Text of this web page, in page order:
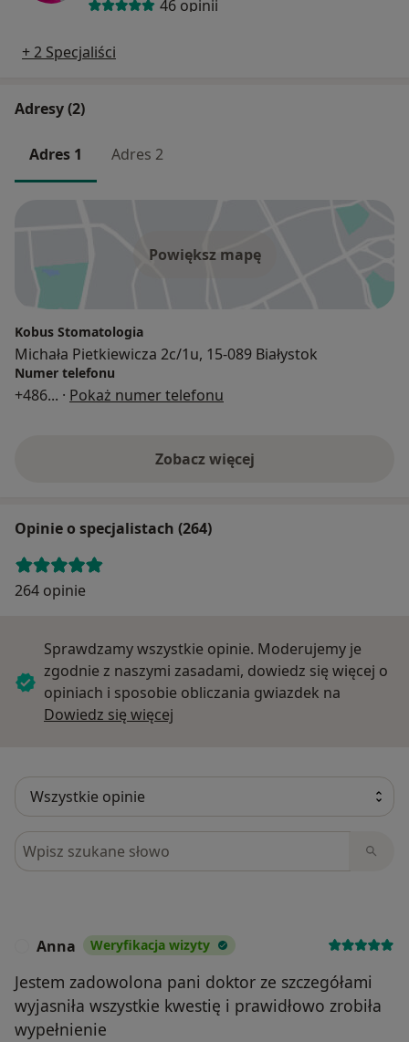
46 opinii
+ 2 Specjaliści
Adresy (2)
Adres 1 Adres 2
Powiększ mapę
Kobus Stomatologia
Michała Pietkiewicza 2c/1u, 15-089 Białystok
Numer telefonu
+486... · Pokaż numer telefonu
Zobacz więcej
Opinie o specjalistach (264)
264 opinie
Sprawdzamy wszystkie opinie. Moderujemy je
zgodnie z naszymi zasadami, dowiedz się więcej o
opiniach i sposobie obliczania gwiazdek na
Dowiedz się więcej
Szukaj w opiniach
Anna Weryfikacja wizyty
Jestem zadowolona pani doktor ze szczegółami
wyjasniła wszystkie kwestię i prawidłowo zrobiła
wypełnienie